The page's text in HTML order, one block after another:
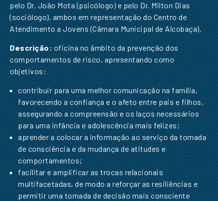
pelo Dr. João Mota (psicólogo) e pelo Dr. Milton Dias
(sociólogo), ambos em representação do Centro de
Atendimento a Jovens (Câmara Municipal de Alcobaça).
Descrição: oficina no âmbito da prevenção dos
comportamentos de risco, apresentando como
objetivos:
contribuir para uma melhor comunicação na família,
favorecendo a confiança e o afeto entre pais e filhos,
assegurando a compreensão e os laços necessários
para uma infância e adolescência mais felizes;
aprender a colocar a informação ao serviço da tomada
de consciência e da mudança de atitudes e
comportamentos;
facilitar e amplificar as trocas relacionais
multifacetadas, de modo a reforçar as resiliências e
permitir uma tomada de decisão mais consciente
PEDIDO DE INFORMAÇÃO
Nome*
SUBSCREVER A NOSSA
NEWSLETTER